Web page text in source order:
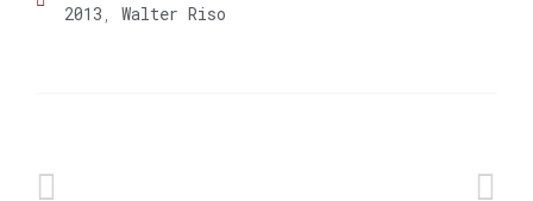
2013 , Walter Riso